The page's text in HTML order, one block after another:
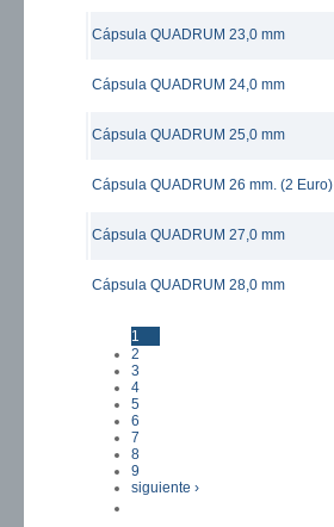
Cápsula QUADRUM 23,0 mm
Cápsula QUADRUM 24,0 mm
Cápsula QUADRUM 25,0 mm
Cápsula QUADRUM 26 mm. (2 Euro)
Cápsula QUADRUM 27,0 mm
Cápsula QUADRUM 28,0 mm
Páginas
1
2
3
4
5
6
7
8
9
siguiente ›